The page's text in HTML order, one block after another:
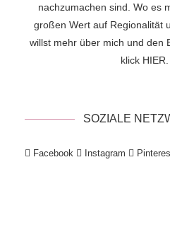
nachzumachen sind. Wo es
großen Wert auf Regionalität
willst mehr über mich und den
klick HIER
SOZIALE
Facebook Instagram